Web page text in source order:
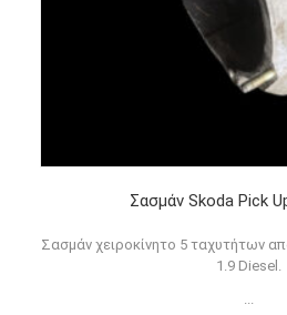
Σασμάν Skoda Pick
Σασμάν χειροκίνητο 5 ταχυτήτων
1.9 Diesel.